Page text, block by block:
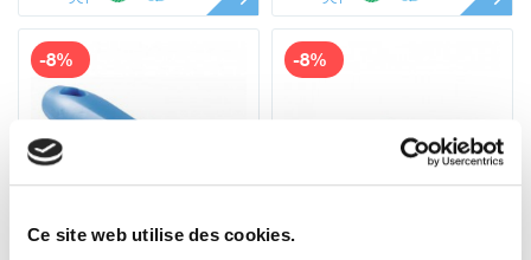
Ce site web utilise des cookies.
-8% -8%